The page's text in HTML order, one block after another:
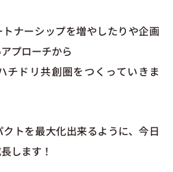
ナーシップを増やしたりや企画
プローチから
チドリ共創圏をつくっていきま
トを最大化出来るように、今日
します！